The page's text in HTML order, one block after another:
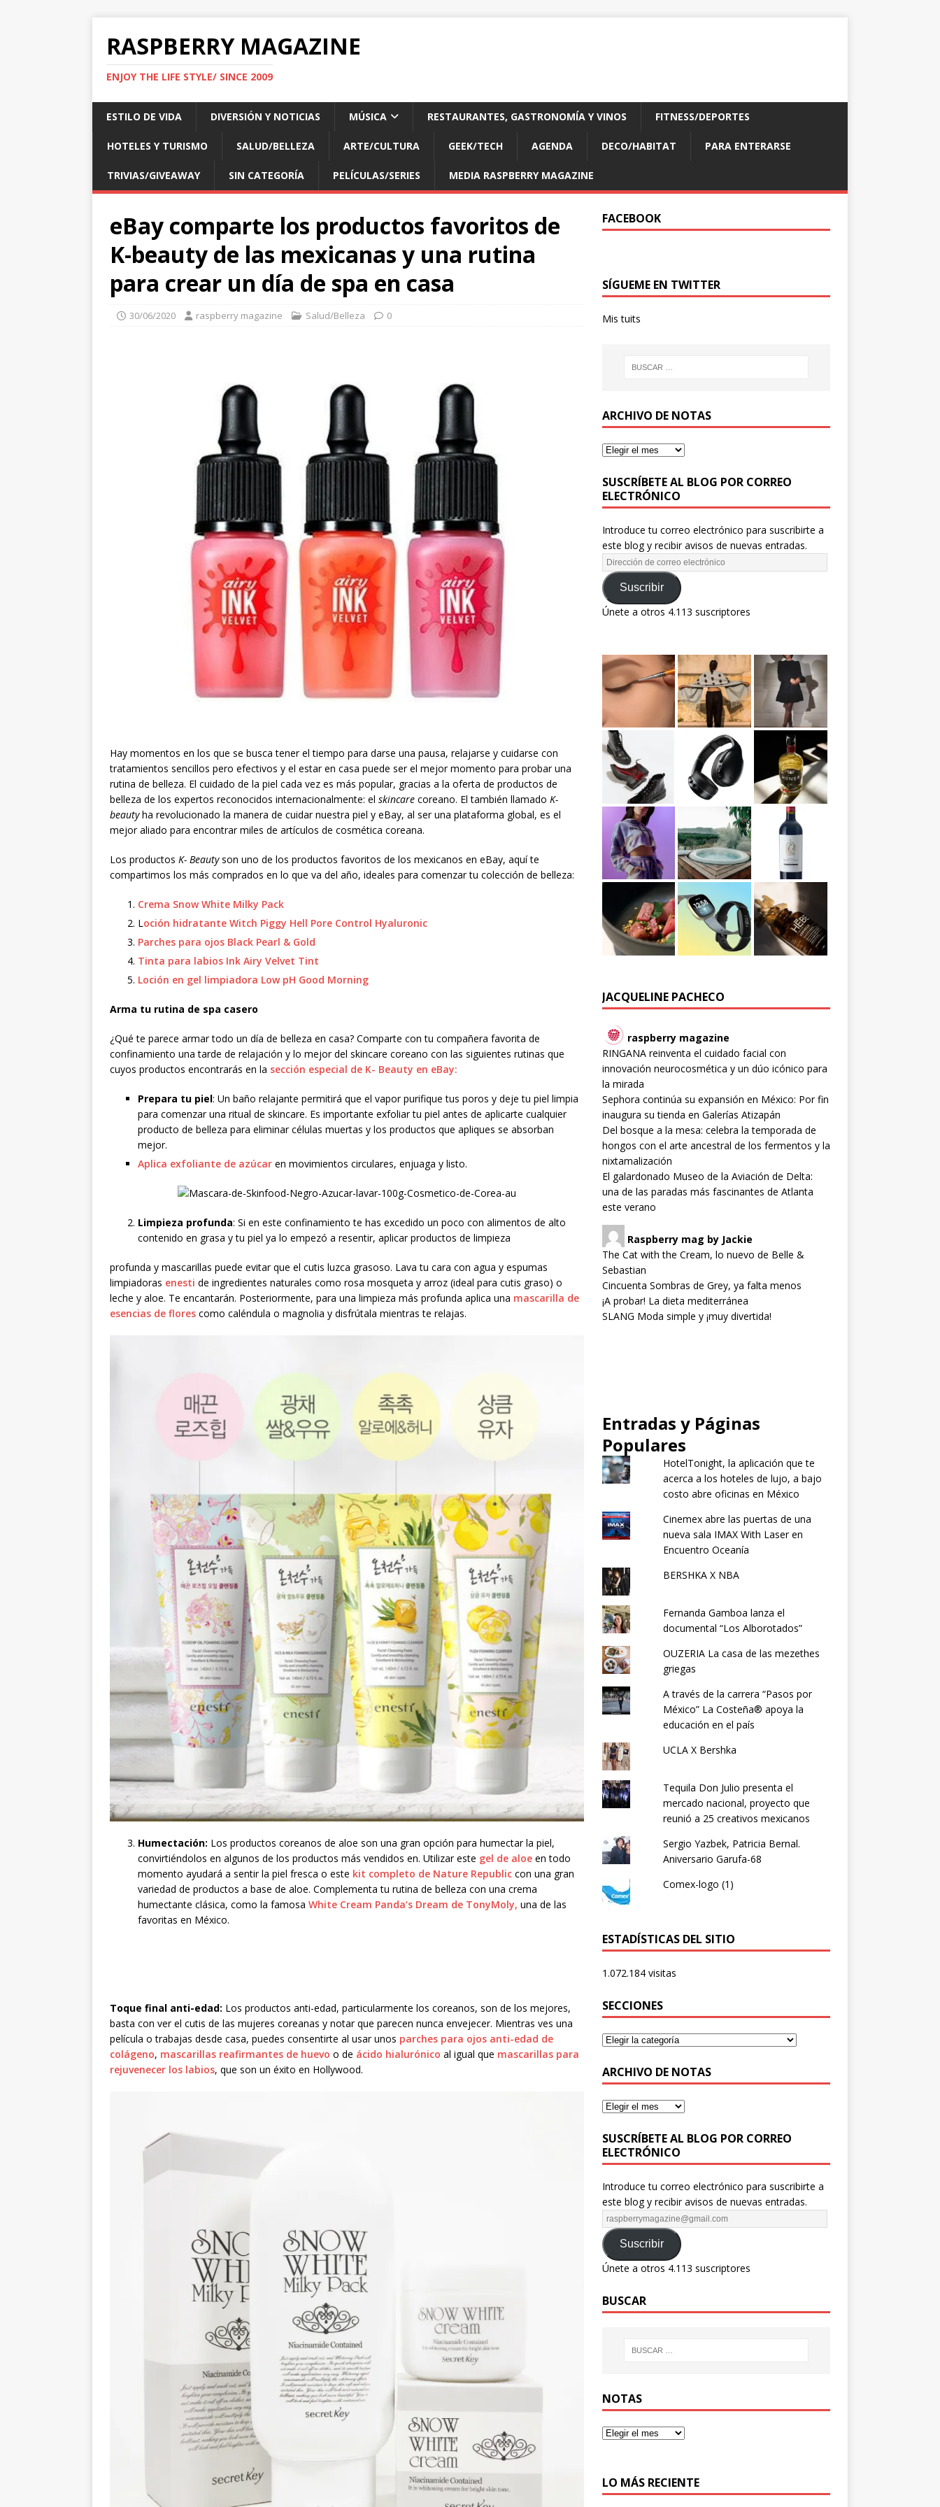
RASPBERRY MAGAZINE
ENJOY THE LIFE STYLE/ SINCE 2009
ESTILO DE VIDA DIVERSIÓN Y NOTICIAS MÚSICA RESTAURANTES, GASTRONOMÍA Y VINOS FITNESS/DEPORTES
HOTELES Y TURISMO SALUD/BELLEZA ARTE/CULTURA GEEK/TECH AGENDA DECO/HABITAT PARA ENTERARSE
TRIVIAS/GIVEAWAY SIN CATEGORÍA PELÍCULAS/SERIES MEDIA RASPBERRY MAGAZINE
eBay comparte los productos favoritos de
K-beauty de las mexicanas y una rutina
para crear un día de spa en casa
30/06/2020 raspberry magazine Salud/Belleza 0
Hay momentos en los que se busca tener el tiempo para darse una pausa, relajarse y cuidarse con
tratamientos sencillos pero efectivos y el estar en casa puede ser el mejor momento para probar una
rutina de belleza. El cuidado de la piel cada vez es más popular, gracias a la oferta de productos de
belleza de los expertos reconocidos internacionalmente: el skincare coreano. El también llamado K-
beautyha revolucionado la manera de cuidar nuestra piel y eBay, al ser una plataforma global, es el
mejor aliado para encontrar miles de artículos de cosmética coreana.
Los productos K- Beautyson uno de los productos favoritos de los mexicanos en eBay, aquí te
compartimos los más comprados en lo que va del año, ideales para comenzar tu colección de belleza:
Crema Snow White Milky Pack
Loción hidratante Witch Piggy Hell Pore Control Hyaluronic
Parches para ojos Black Pearl & Gold
Tinta para labios Ink Airy Velvet Tint
Loción en gel limpiadora Low pH Good Morning
Arma tu rutina de spa casero
¿Qué te parece armar todo un día de belleza en casa? Comparte con tu compañera favorita de
confinamiento una tarde de relajación y lo mejor del skincare coreano con las siguientes rutinas que
cuyos productos encontrarás en la sección especial de K- Beauty en eBay:
Prepara tu piel: Un baño relajante permitirá que el vapor purifique tus poros y deje tu piel limpia
para comenzar una ritual de skincare. Es importante exfoliar tu piel antes de aplicarte cualquier
producto de belleza para eliminar células muertas y los productos que apliques se absorban
mejor.
Aplica exfoliante de azúcar en movimientos circulares, enjuaga y listo.
Limpieza profunda: Si en este confinamiento te has excedido un poco con alimentos de alto
contenido en grasa y tu piel ya lo empezó a resentir, aplicar productos de limpieza
profunda y mascarillas puede evitar que el cutis luzca grasoso. Lava tu cara con agua y espumas
limpiadoras enesti de ingredientes naturales como rosa mosqueta y arroz (ideal para cutis graso) o
leche y aloe. Te encantarán. Posteriormente, para una limpieza más profunda aplica una mascarilla de
esencias de flores como caléndula o magnolia y disfrútala mientras te relajas.
Humectación: Los productos coreanos de aloe son una gran opción para humectar la piel,
convirtiéndolos en algunos de los productos más vendidos en. Utilizar este gel de aloe en todo
momento ayudará a sentir la piel fresca o este kit completo de Nature Republic con una gran
variedad de productos a base de aloe. Complementa tu rutina de belleza con una crema
humectante clásica, como la famosa White Cream Panda’s Dream de TonyMoly, una de las
favoritas en México.
Toque final anti-edad: Los productos anti-edad, particularmente los coreanos, son de los mejores,
basta con ver el cutis de las mujeres coreanas y notar que parecen nunca envejecer. Mientras ves una
película o trabajas desde casa, puedes consentirte al usar unos parches para ojos anti-edad de
colágeno, mascarillas reafirmantes de huevo o de ácido hialurónico al igual que mascarillas para
rejuvenecer los labios, que son un éxito en Hollywood.
FACEBOOK
SÍGUEME EN TWITTER
Mis tuits
ARCHIVO DE NOTAS
SUSCRÍBETE AL BLOG POR CORREO
ELECTRÓNICO
Introduce tu correo electrónico para suscribirte a
este blog y recibir avisos de nuevas entradas.
Suscribir
Únete a otros 4.113 suscriptores
JACQUELINE PACHECO
raspberry magazine
RINGANA reinventa el cuidado facial con
innovación neurocosmética y un dúo icónico para
la mirada
Sephora continúa su expansión en México: Por fin
inaugura su tienda en Galerías Atizapán
Del bosque a la mesa: celebra la temporada de
hongos con el arte ancestral de los fermentos y la
nixtamalización
El galardonado Museo de la Aviación de Delta:
una de las paradas más fascinantes de Atlanta
este verano
Raspberry mag by Jackie
The Cat with the Cream, lo nuevo de Belle &
Sebastian
Cincuenta Sombras de Grey, ya falta menos
¡A probar! La dieta mediterránea
SLANG Moda simple y ¡muy divertida!
Entradas y Páginas
Populares
HotelTonight, la aplicación que te
acerca a los hoteles de lujo, a bajo
costo abre oficinas en México
Cinemex abre las puertas de una
nueva sala IMAX With Laser en
Encuentro Oceanía
BERSHKA X NBA
Fernanda Gamboa lanza el
documental “Los Alborotados”
OUZERIA La casa de las mezethes
griegas
A través de la carrera “Pasos por
México” La Costeña® apoya la
educación en el país
UCLA X Bershka
Tequila Don Julio presenta el
mercado nacional, proyecto que
reunió a 25 creativos mexicanos
Sergio Yazbek, Patricia Bernal.
Aniversario Garufa-68
Comex-logo (1)
ESTADÍSTICAS DEL SITIO
1.072.184 visitas
SECCIONES
ARCHIVO DE NOTAS
SUSCRÍBETE AL BLOG POR CORREO
ELECTRÓNICO
Introduce tu correo electrónico para suscribirte a
este blog y recibir avisos de nuevas entradas.
Suscribir
Únete a otros 4.113 suscriptores
BUSCAR
NOTAS
LO MÁS RECIENTE